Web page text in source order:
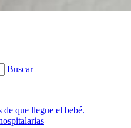
Buscar
de que llegue el bebé.